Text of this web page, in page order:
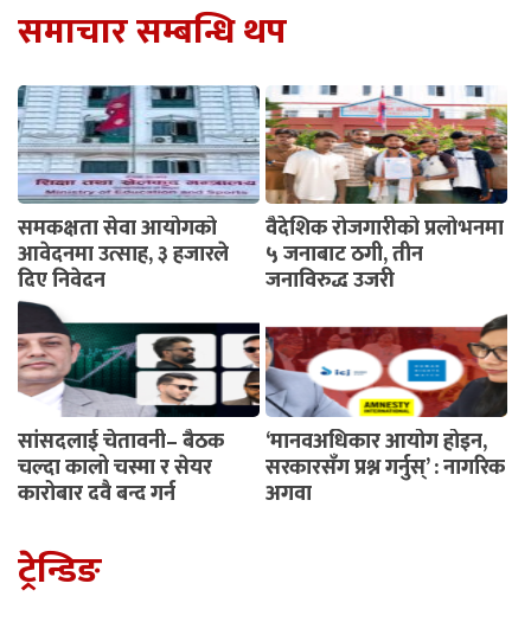
समाचार सम्बन्धि थप
समकक्षता सेवा आयोगको
आवेदनमा उत्साह, ३ हजारले
दिए निवेदन
वैदेशिक रोजगारीको प्रलोभनमा
५ जनाबाट ठगी, तीन
जनाविरुद्ध उजुरी
सांसदलाई चेतावनी– बैठक
चल्दा कालो चस्मा र सेयर
कारोबार दुवै बन्द गर्नू
‘मानवअधिकार आयोग होइन,
सरकारसँग प्रश्न गर्नुस्’ : नागरिक
अगुवा
ट्रेन्डिङ